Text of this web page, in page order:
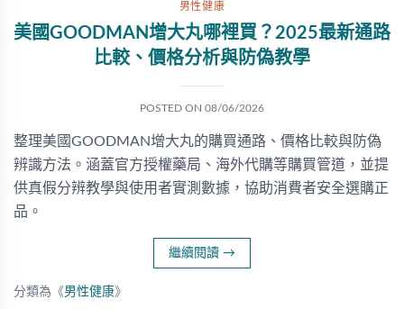
男性健康
美國GOODMAN增大丸哪裡買？2025最新通路
比較、價格分析與防偽教學
POSTED ON 08/06/2026
整理美國GOODMAN增大丸的購買通路、價格比較與防偽
辨識方法。涵蓋官方授權藥局、海外代購等購買管道，並提
供真假分辨教學與使用者實測數據，協助消費者安全選購正
品。
繼續閱讀 →
分類為《男性健康》